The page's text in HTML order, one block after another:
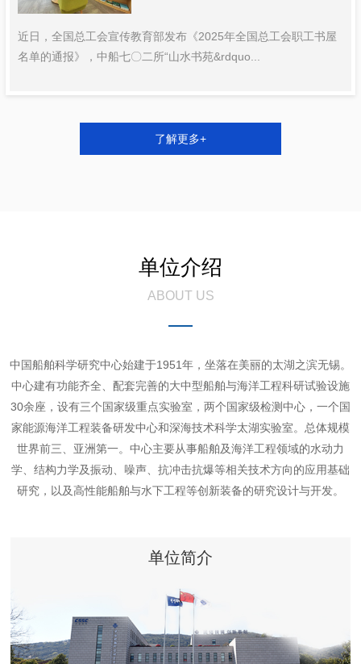
近日，全国总工会宣传教育部发布《2025年全国总工会职工书屋
名单的通报》，中船七〇二所“山水书苑&rdquo...
了解更多+
单位介绍
ABOUT US
中国船舶科学研究中心始建于1951年，坐落在美丽的太湖之滨无锡。
中心建有功能齐全、配套完善的大中型船舶与海洋工程科研试验设施
30余座，设有三个国家级重点实验室，两个国家级检测中心，一个国
家能源海洋工程装备研发中心和深海技术科学太湖实验室。总体规模
世界前三、亚洲第一。中心主要从事船舶及海洋工程领域的水动力
学、结构力学及振动、噪声、抗冲击抗爆等相关技术方向的应用基础
研究，以及高性能船舶与水下工程等创新装备的研究设计与开发。
单位简介